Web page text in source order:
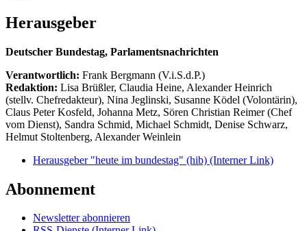
Herausgeber
Deutscher Bundestag, Parlamentsnachrichten
Verantwortlich: Frank Bergmann (V.i.S.d.P.)
Redaktion: Lisa Brüßler, Claudia Heine, Alexander Heinrich
(stellv. Chefredakteur), Nina Jeglinski, Susanne Ködel (Volontärin),
Claus Peter Kosfeld, Johanna Metz, Sören Christian Reimer (Chef
vom Dienst), Sandra Schmid, Michael Schmidt, Denise Schwarz,
Helmut Stoltenberg, Alexander Weinlein
Herausgeber "heute im bundestag" (hib) (Interner Link)
Abonnement
Newsletter abonnieren